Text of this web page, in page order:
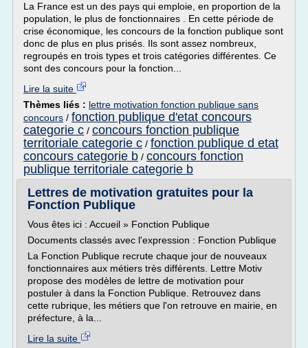
La France est un des pays qui emploie, en proportion de la
population, le plus de fonctionnaires . En cette période de
crise économique, les concours de la fonction publique sont
donc de plus en plus prisés. Ils sont assez nombreux,
regroupés en trois types et trois catégories différentes. Ce
sont des concours pour la fonction...
Lire la suite
Thèmes liés : lettre motivation fonction publique sans
concours / fonction publique d'etat concours
categorie c / concours fonction publique
territoriale categorie c / fonction publique d etat
concours categorie b / concours fonction
publique territoriale categorie b
Lettres de motivation gratuites pour la
Fonction Publique
Vous êtes ici : Accueil » Fonction Publique
Documents classés avec l'expression : Fonction Publique
La Fonction Publique recrute chaque jour de nouveaux
fonctionnaires aux métiers très différents. Lettre Motiv
propose des modèles de lettre de motivation pour
postuler à dans la Fonction Publique. Retrouvez dans
cette rubrique, les métiers que l'on retrouve en mairie, en
préfecture, à la...
Lire la suite